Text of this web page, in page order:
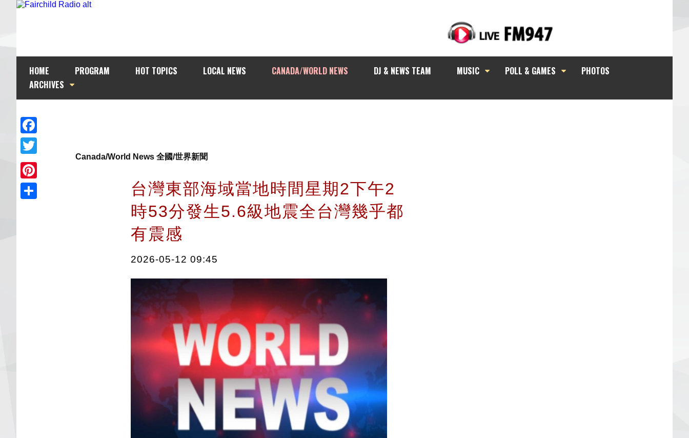
HOME PROGRAM HOT TOPICS LOCAL NEWS CANADA/WORLD NEWS DJ & NEWS TEAM MUSIC POLL & GAMES
PHOTOS
ARCHIVES
Facebook
Twitter
Pinterest
Canada/World News 全國/世界新聞
台灣東部海域當地時間星期2下午2
時53分發生5.6級地震全台灣幾乎都
有震感
2026-05-12 09:45